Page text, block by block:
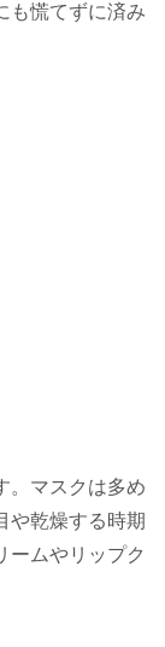
も慌てずに済み
。マスクは多め
や乾燥する時期
ームやリップク